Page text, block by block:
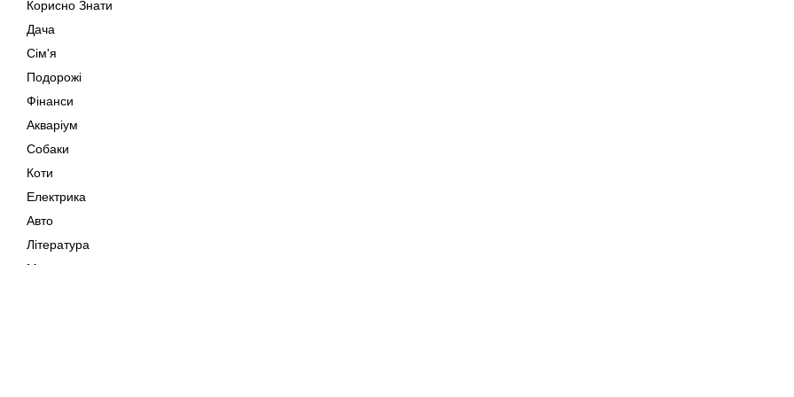
Корисно Знати
Дача
Сім'я
Подорожі
Фінанси
Акваріум
Собаки
Коти
Електрика
Авто
Література
Музика